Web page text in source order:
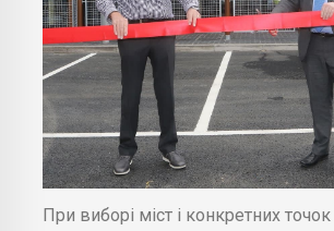
При виборі міст і конкретних